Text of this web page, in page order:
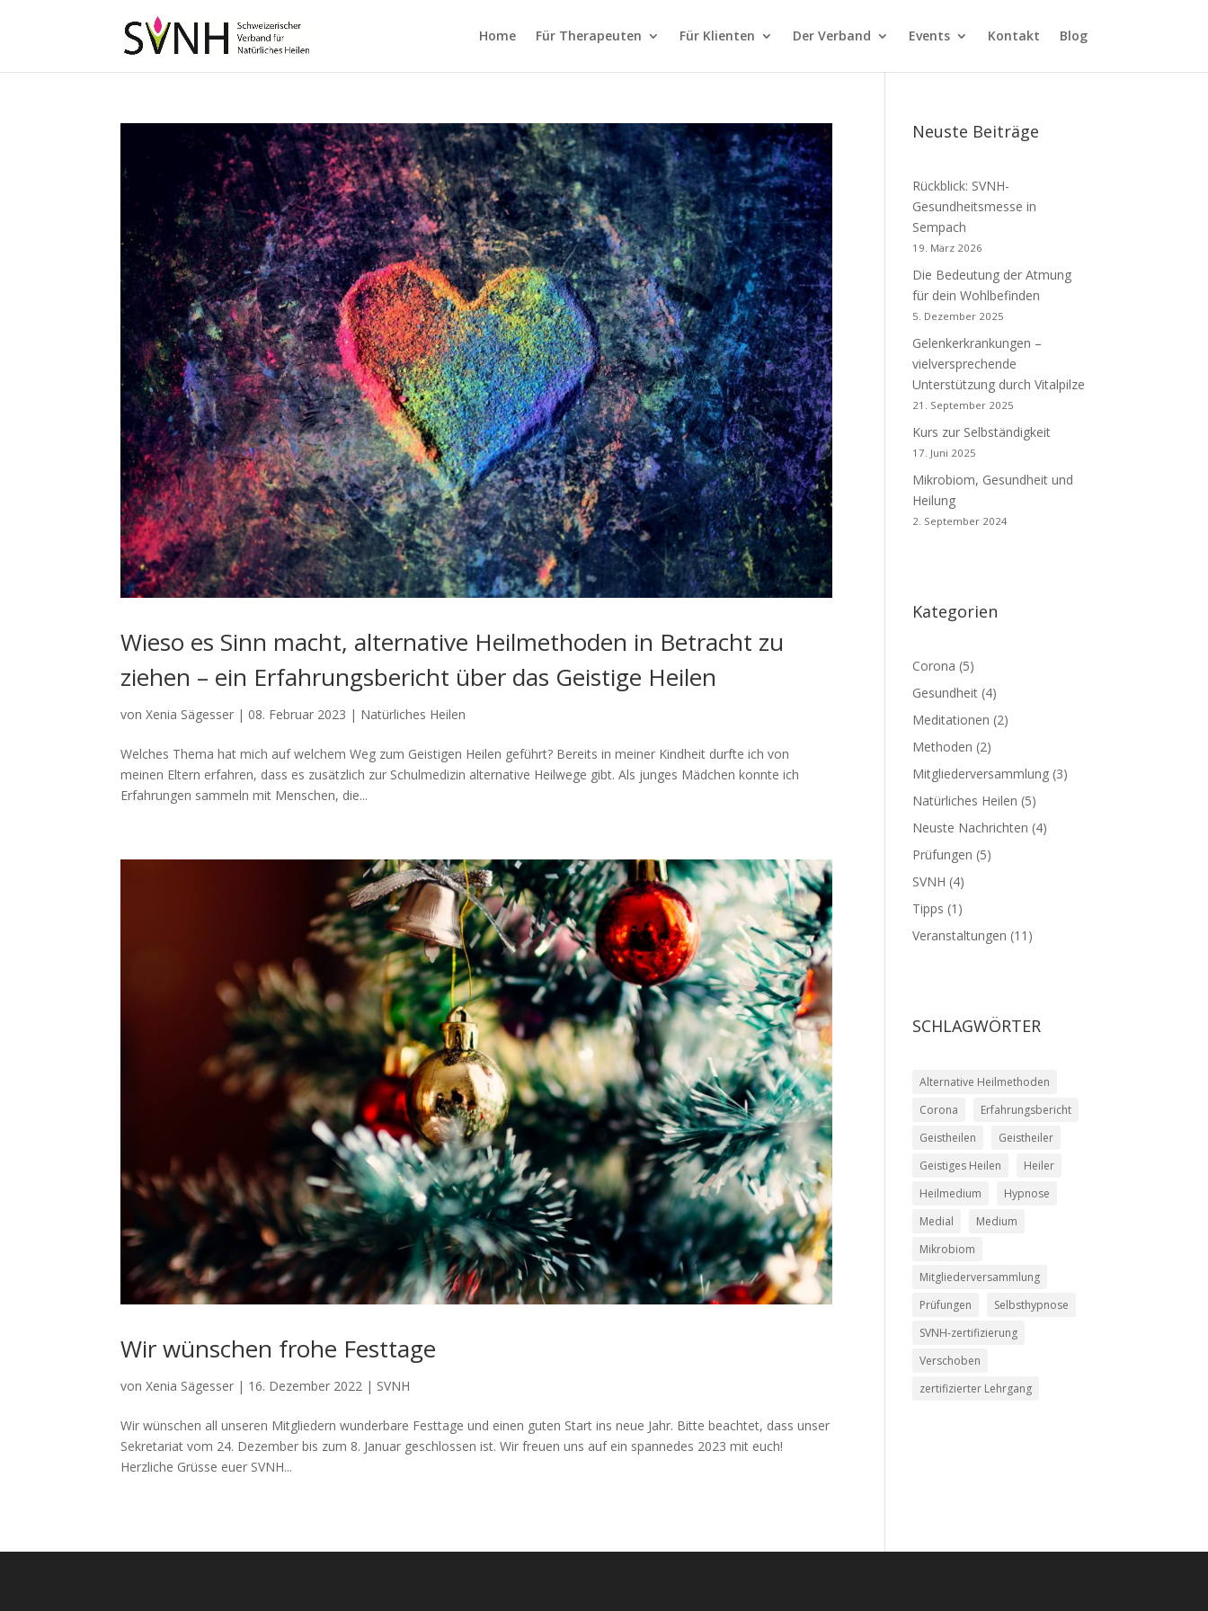
Home Für Therapeuten Für Klienten Der Verband Events Kontakt Blog
Wieso es Sinn macht, alternative Heilmethoden in Betracht zu
ziehen – ein Erfahrungsbericht über das Geistige Heilen
vonXenia Sägesser | 08. Februar 2023 | Natürliches Heilen
Welches Thema hat mich auf welchem Weg zum Geistigen Heilen geführt? Bereits in meiner Kindheit durfte ich von
meinen Eltern erfahren, dass es zusätzlich zur Schulmedizin alternative Heilwege gibt. Als junges Mädchen konnte ich
Erfahrungen sammeln mit Menschen, die...
Wir wünschen frohe Festtage
vonXenia Sägesser | 16. Dezember 2022 | SVNH
Wir wünschen all unseren Mitgliedern wunderbare Festtage und einen guten Start ins neue Jahr. Bitte beachtet, dass unser
Sekretariat vom 24. Dezember bis zum 8. Januar geschlossen ist. Wir freuen uns auf ein spannedes 2023 mit euch!
Herzliche Grüsse euer SVNH...
Neuste Beiträge
Rückblick: SVNH-
Gesundheitsmesse in
Sempach
19. März 2026
Die Bedeutung der Atmung
für dein Wohlbefinden
5. Dezember 2025
Gelenkerkrankungen –
vielversprechende
Unterstützung durch Vitalpilze
21. September 2025
Kurs zur Selbständigkeit
17. Juni 2025
Mikrobiom, Gesundheit und
Heilung
2. September 2024
Kategorien
Corona (5)
Gesundheit (4)
Meditationen (2)
Methoden (2)
Mitgliederversammlung (3)
Natürliches Heilen (5)
Neuste Nachrichten (4)
Prüfungen (5)
SVNH (4)
Tipps (1)
Veranstaltungen (11)
SCHLAGWÖRTER
Alternative Heilmethoden
Corona
Erfahrungsbericht
Geistheilen
Geistheiler
Geistiges Heilen
Heiler
Heilmedium
Hypnose
Medial
Medium
Mikrobiom
Mitgliederversammlung
Prüfungen
Selbsthypnose
SVNH-zertifizierung
Verschoben
zertifizierter Lehrgang